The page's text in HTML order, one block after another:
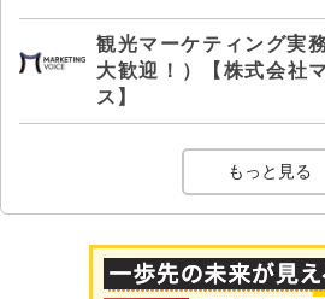
観光マーケティング実
大歓迎！）【株式会社
ス】
もっと見る